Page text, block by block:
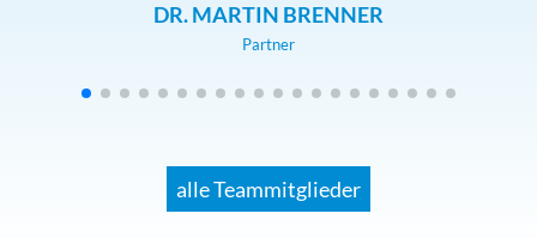
DR. MARTIN BRENNER
Partner
alle Teammitglieder